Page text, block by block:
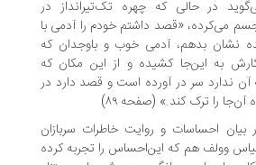
حالی که چهره تک‌تیرانداز در
«قصد داشتم خودم را آدمی با
آدمی خوب و باوجدان که
این‌جا کشیده و از این مکان که
سر در آورده است و قصد دارد در
کند.» (صفحه ۸۹)
و روایت خاطرات سربازان
هم که این‌احساس را تجربه کرده